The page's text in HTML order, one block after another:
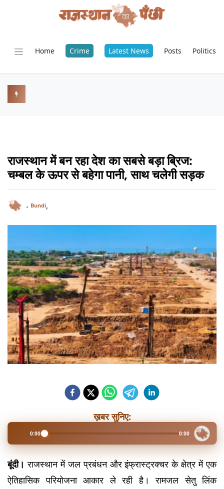
Home Crime Latest News Posts Politics
राजस्थान में बन रहा देश का सबसे बड़ा ब्रिज:
चम्बल के ऊपर से बहेगा पानी, साथ चलेगी सड़क
, Bundi,
ख़बर सुनिए:
0:00 0:00
बूंदी। राजस्थान में जल प्रबंधन और इंफ्रास्ट्रक्चर के क्षेत्र में एक
ऐतिहासिक परियोजना आकार ले रही है। रामजल सेतु लिंक